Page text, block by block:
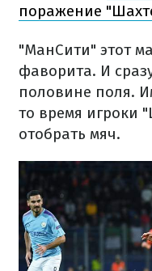
поражение
"МанСити" этот
фаворита. И
половине поля.
то время игроки
отобрать мяч.